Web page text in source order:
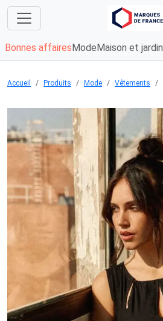
Bonnes affaires Mode Maison et jardin
Accueil Produits Mode Vêtements